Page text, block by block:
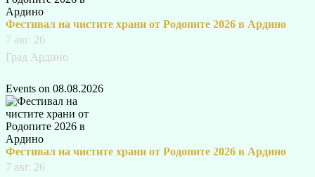
Фестивал на чистите храни от Родопите 2026 в Ардино
7 авг. 26
Град Ардино
Events on 08.08.2026
Фестивал на чистите храни от Родопите 2026 в Ардино
7 авг. 26